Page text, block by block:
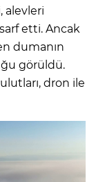
alevleri
etti. Ancak
dumanın
görüldü.
dron ile